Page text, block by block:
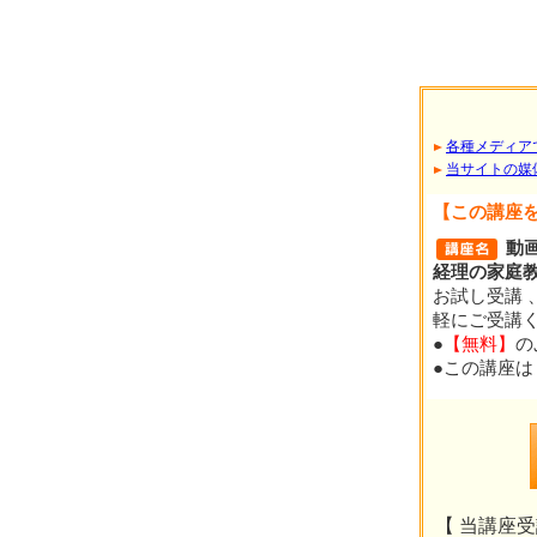
各種メディア
当サイトの媒
【この講座
動
経理の家庭
お試し受講
軽にご受講
● 【無料】 の
●この講座
【 当講座